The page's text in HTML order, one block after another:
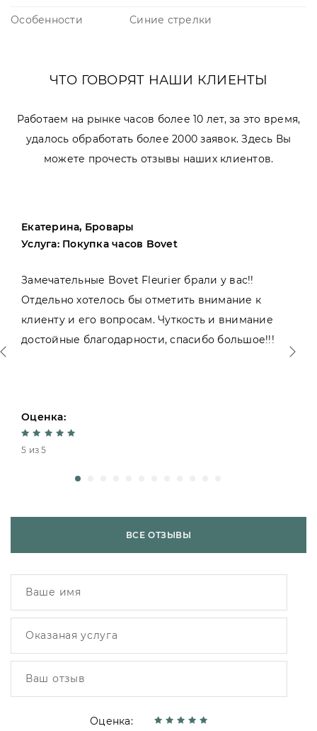
Особенности Синие стрелки
ЧТО ГОВОРЯТ НАШИ КЛИЕНТЫ
Работаем на рынке часов более 10 лет, за это время,
удалось обработать более 2000 заявок. Здесь Вы
можете прочесть отзывы наших клиентов.
Екатерина, Бровары
Услуга: Покупка часов Bovet
Замечательные Bovet Fleurier брали у вас!!
Отдельно хотелось бы отметить внимание к
клиенту и его вопросам. Чуткость и внимание
достойные благодарности, спасибо большое!!!
Оценка:
5 из 5
ВСЕ ОТЗЫВЫ
Оценка: